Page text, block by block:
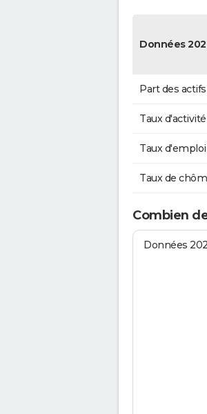
Données
Part des actifs
Taux d'activité
Taux d'emploi
Taux de
Combien
Données